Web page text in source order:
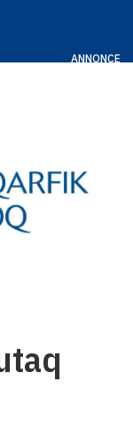
ANNONCE